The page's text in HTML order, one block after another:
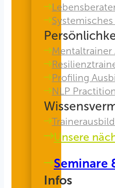
Mentaltrainer
Profiling
NLP
Unsere
Seminare
Infos